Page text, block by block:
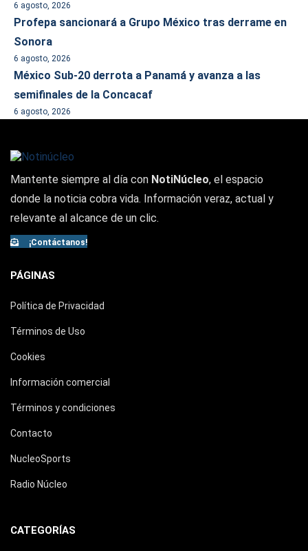
6 agosto, 2026
Profepa sancionará a Grupo México tras derrame en
Sonora
6 agosto, 2026
México Sub-20 derrota a Panamá y avanza a las
semifinales de la Concacaf
6 agosto, 2026
Mantente siempre al día con NotiNúcleo, el espacio
donde la noticia cobra vida. Información veraz, actual y
relevante al alcance de un clic.
¡Contáctanos!
PÁGINAS
Política de Privacidad
Términos de Uso
Cookies
Información comercial
Términos y condiciones
Contacto
NucleoSports
Radio Núcleo
CATEGORÍAS